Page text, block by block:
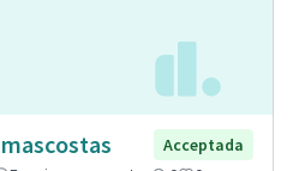
Acceptada